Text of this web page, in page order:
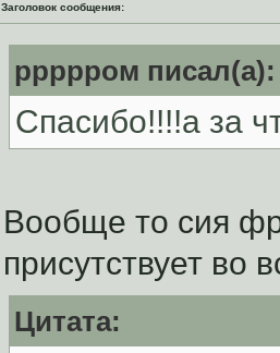
Заголовок сообщения:
ррррром писал(а):
Спасибо!!!!а за
Вообще то сия
присутствует во
Цитата: